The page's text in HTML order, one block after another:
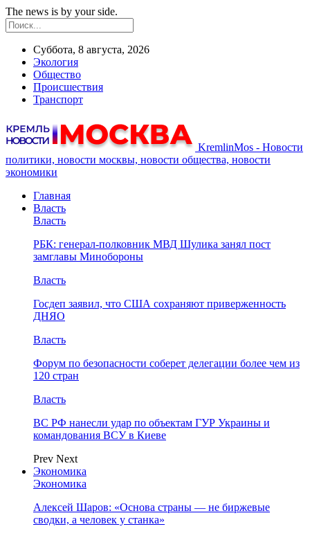
The news is by your side.
Суббота, 8 августа, 2026
Экология
Общество
Происшествия
Транспорт
KremlinMos - Новости
политики, новости москвы, новости общества, новости
экономики
Главная
Власть
Власть
РБК: генерал-полковник МВД Шулика занял пост
замглавы Минобороны
Власть
Госдеп заявил, что США сохраняют приверженность
ДНЯО
Власть
Форум по безопасности соберет делегации более чем из
120 стран
Власть
ВС РФ нанесли удар по объектам ГУР Украины и
командования ВСУ в Киеве
Prev Next
Экономика
Экономика
Алексей Шаров: «Основа страны — не биржевые
сводки, а человек у станка»